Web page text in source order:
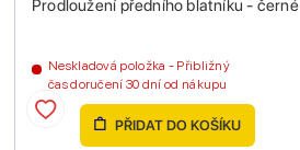
Prodloužení předního blatníku - černé
Neskladová položka - Přibližný
čas doručení 30 dní od nákupu
PŘIDAT DO KOŠÍKU